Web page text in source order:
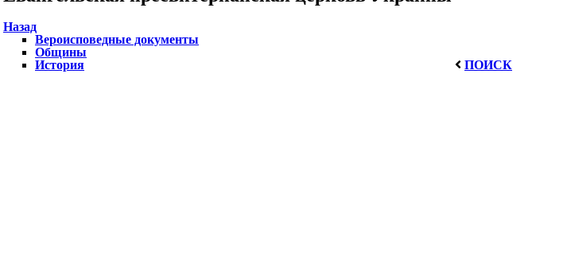
Назад
Вероисповедные документы
Общины
История
ПОИСК